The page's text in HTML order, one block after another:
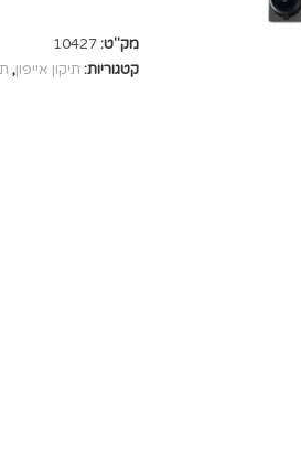
מק"ט: 10427
קטגוריות: תיקון אייפון,